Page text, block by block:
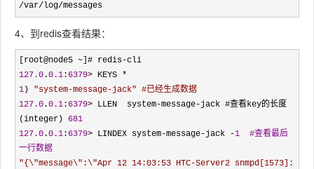
/var/log/messages
4、到redis查看结果：
[root@node5 ~]# redis-
127.0 .0.1 : 6379
1 ) "system-message-jack" #已经生成数据
127.0 .0.1 : 6379> LLEN  system-message-jack #查看key的长度
(integer) 681
127.0 .0.1 : 6379> LINDEX system-message-jack -1  #查看最后
一行数据
"{\"message\":\"Apr 12 14:03:53 HTC-Server2 snmpd[1573]: